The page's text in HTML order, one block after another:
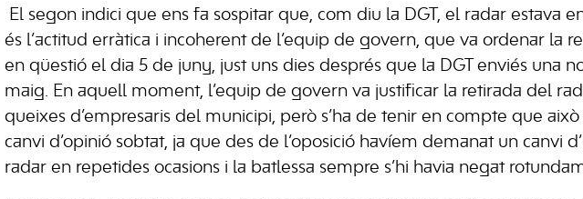
El segon indici que ens fa sospitar que, com diu la DGT, el radar estava
és l’actitud erràtica i incoherent de l’equip de govern, que va ordenar la
en qüestió el dia 5 de juny, just uns dies després que la DGT enviés una
maig. En aquell moment, l’equip de govern va justificar la retirada del
queixes d’empresaris del municipi, però s’ha de tenir en compte que
canvi d’opinió sobtat, ja que des de l’oposició havíem demanat un canvi
radar en repetides ocasions i la batlessa sempre s’hi havia negat